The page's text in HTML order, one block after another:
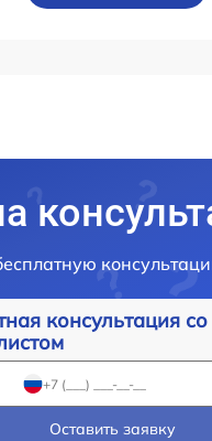
консультация со
Оставить заявку